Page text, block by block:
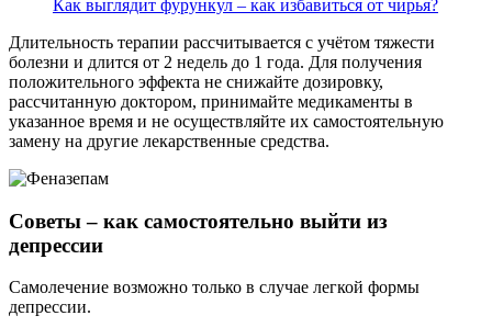
Как выглядит фурункул – как избавиться от чирья?
Длительность терапии рассчитывается с учётом тяжести
болезни и длится от 2 недель до 1 года. Для получения
положительного эффекта не снижайте дозировку,
рассчитанную доктором, принимайте медикаменты в
указанное время и не осуществляйте их самостоятельную
замену на другие лекарственные средства.
Советы – как самостоятельно выйти из
депрессии
Самолечение возможно только в случае легкой формы
депрессии.